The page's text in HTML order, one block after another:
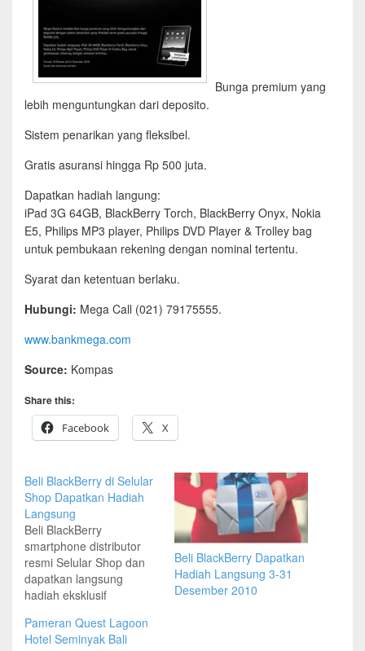
Bunga premium yang
lebih menguntungkan dari deposito.
Sistem penarikan yang fleksibel.
Gratis asuransi hingga Rp 500 juta.
Dapatkan hadiah langung:
iPad 3G 64GB, BlackBerry Torch, BlackBerry Onyx, Nokia
E5, Philips MP3 player, Philips DVD Player & Trolley bag
untuk pembukaan rekening dengan nominal tertentu.
Syarat dan ketentuan berlaku.
Hubungi: Mega Call (021) 79175555.
www.bankmega.com
Source: Kompas
Share this:
Facebook
X
Beli BlackBerry di Selular
Shop Dapatkan Hadiah
Langsung
Beli BlackBerry
smartphone distributor
resmi Selular Shop dan
dapatkan langsung
hadiah eksklusif
hitungan detik Hadiah
bisa langsung diambil di
Beli BlackBerry Dapatkan
Hadiah Langsung 3-31
Desember 2010
Pameran Quest Lagoon
Hotel Seminyak Bali